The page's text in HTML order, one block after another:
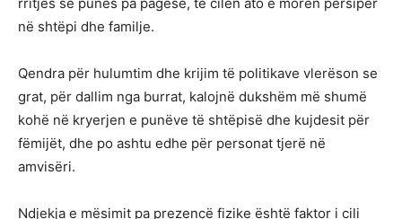
në shtëpi dhe familje.
Qendra për hulumtim dhe krijim të politikave vlerëson se
grat, për dallim nga burrat, kalojnë dukshëm më shumë
kohë në kryerjen e punëve të shtëpisë dhe kujdesit për
fëmijët, dhe po ashtu edhe për personat tjerë në
amvisëri.
Ndjekja e mësimit pa prezencë fizike është faktor i cili